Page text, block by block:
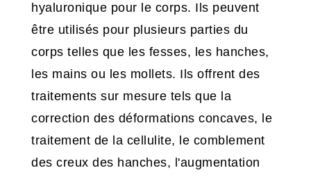
hyaluronique pour le corps. Ils peuvent
être utilisés pour plusieurs parties du
corps telles que les fesses, les hanches,
les mains ou les mollets. Ils offrent des
traitements sur mesure tels que la
correction des déformations concaves, le
traitement de la cellulite, le comblement
des creux des hanches, l'augmentation